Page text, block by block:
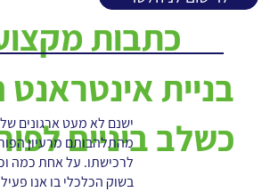
בניית אינטראנט
כשלב ביניים
ישנם לא מעט ארגונים
מהתלהבותם מרעיון
לרכישתו. על אחת כמה
בשוק הכלכלי בו אנו
כתבות